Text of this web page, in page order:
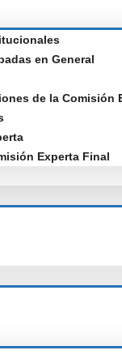
en General
de la Comisión
Experta Final